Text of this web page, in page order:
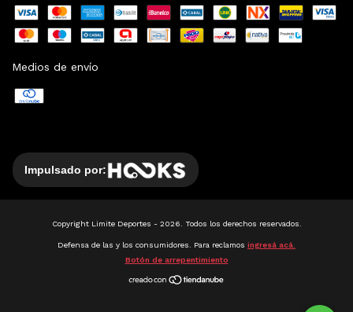
Medios de envío
Impulsado por:
Copyright Limite Deportes - 2026. Todos los derechos reservados.
Defensa de las y los consumidores. Para reclamos ingresá acá.
Botón de arrepentimiento